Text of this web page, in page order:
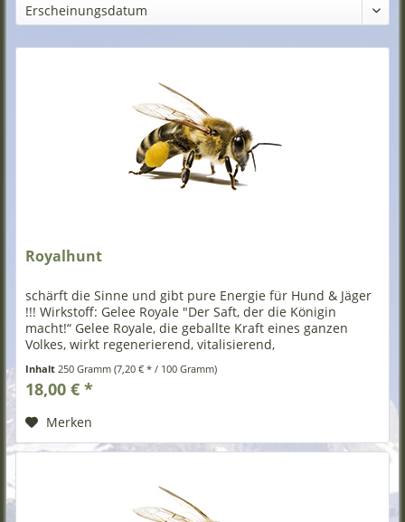
Royalhunt
schärft die Sinne und gibt pure Energie für Hund & Jäger
!!! Wirkstoff: Gelee Royale "Der Saft, der die Königin
macht!“ Gelee Royale, die geballte Kraft eines ganzen
Volkes, wirkt regenerierend, vitalisierend,
Inhalt250 Gramm(7,20 € * / 100 Gramm)
18,00 € *
Merken